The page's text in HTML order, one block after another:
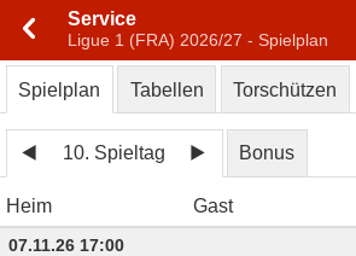
Service
Ligue 1 (FRA) 2026/27 - Spielplan
Spielplan Tabellen Torschützen
10. Spieltag Bonus
Heim Gast
07.11.26 17:00